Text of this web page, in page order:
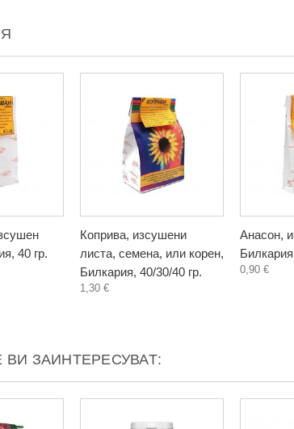
40 гр.
Коприва, изсушени
листа, семена, или корен,
Билкария, 40/30/40 гр.
1,30 €
Анасон,
0,90 €
ЗАИНТЕРЕСУВАТ: